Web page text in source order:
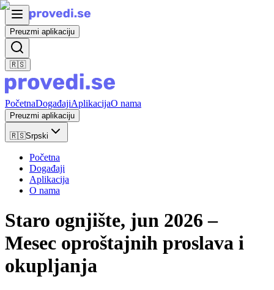
Preuzmi aplikaciju
🇷🇸
PočetnaDogađajiAplikacijaO nama
Preuzmi aplikaciju
🇷🇸Srpski
Početna
Događaji
Aplikacija
O nama
Staro ognjište, jun 2026 –
Mesec oproštajnih proslava i
okupljanja